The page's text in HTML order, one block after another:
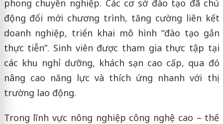
phong chuyên nghiệp. Các cơ sở đào tạo đã chủ
động đổi mới chương trình, tăng cường liên kết
doanh nghiệp, triển khai mô hình “đào tạo gắn
thực tiễn”. Sinh viên được tham gia thực tập tại
các khu nghỉ dưỡng, khách sạn cao cấp, qua đó
nâng cao năng lực và thích ứng nhanh với thị
trường lao động.
Trong lĩnh vực nông nghiệp công nghệ cao – thế